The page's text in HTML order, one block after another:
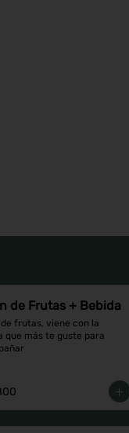
de Frutas + Bebida
de frutas, viene con la
que más te guste para